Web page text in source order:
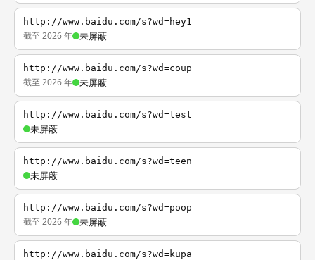
http://www.baidu.com/s?wd=hey1
截至 2026 年 未屏蔽
http://www.baidu.com/s?wd=coup
截至 2026 年 未屏蔽
http://www.baidu.com/s?wd=test
未屏蔽
http://www.baidu.com/s?wd=teen
未屏蔽
http://www.baidu.com/s?wd=poop
截至 2026 年 未屏蔽
http://www.baidu.com/s?wd=kupa